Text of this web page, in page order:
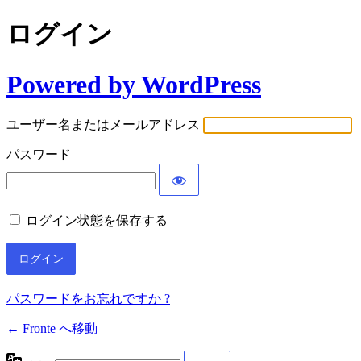
ログイン
Powered by WordPress
ユーザー名またはメールアドレス
パスワード
ログイン状態を保存する
パスワードをお忘れですか ?
← Fronte へ移動